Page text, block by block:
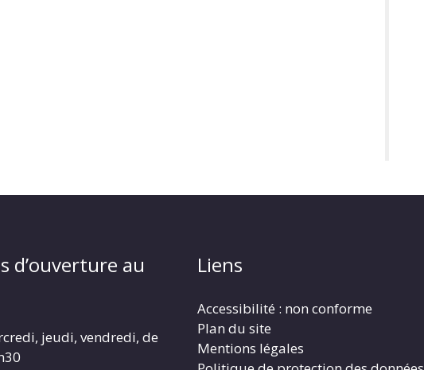
d’ouverture au
jeudi, vendredi, de
Liens
Accessibilité : non conforme
Plan du site
Mentions légales